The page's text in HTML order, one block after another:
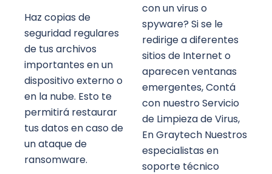
Haz copias de
seguridad regulares
de tus archivos
importantes en un
dispositivo externo o
en la nube. Esto te
permitirá restaurar
tus datos en caso de
un ataque de
ransomware.
con un virus o
spyware? Si se le
redirige a diferentes
sitios de Internet o
aparecen ventanas
emergentes, Contá
con nuestro Servicio
de Limpieza de Virus,
En Graytech Nuestros
especialistas en
soporte técnico